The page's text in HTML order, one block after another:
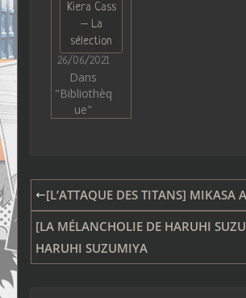
Kiera Cass
– La
sélection
26/06/2021
Dans
"Bibliothèq
ue"
[L’ATTAQUE DES TITANS] MIKASA
[LA MÉLANCHOLIE DE HARUHI
HARUHI SUZUMIYA